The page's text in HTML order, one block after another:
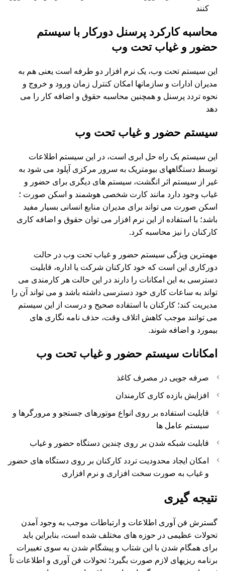
کنند
محاسبه کارکرد پرسنل دورکار با سیستم
حضور و غیاب تحت وب
این سیستم تحت وب، یک نرم افزار دو طرفه است یعنی هم به
مدیران ادارات و سازمانها امکان کنترل زمان ورود و خروج و
نحوه تردد پرسنل و همچنین محاسبه حقوق و اضافه کار را می
دهد
سیستم حضور و غیاب تحت وب
این سیستم یک راه حل ابری است، در این سیستم اطلاعات
توسط دستگاههای بیومتریک به سرور مرکزی آپلود می شود به
غیر از سیستم اثر انگشت، سیستم های دیگری برای حضور و
غیاب وجود دارد مانند کارت شخصی هوشمند و اسکن صورت ؛
اسکن صورت می تواند برای مدیران منابع انسانی بسیار مفید
باشد؛ با استفاده از این نرم افزار می توان حقوق و اضافه کاری
کارکنان را نیز محاسبه کرد.
مهمترین ویژگی سیستم حضور و غیاب تحت وب در حالت
دورکاری این است که خود کارکنان شرکت یا اداره، قابلیت
دسترسی به این امکانات را دارند در این حالت هر کارمندی می
تواند به ساعات کاری خود دسترسی داشته باشد و می تواند آن را
مدیریت کند؛ کارکنان با استفاده صحیح و درست از این سیستم
می توانند موجب کاهش اتلاف وقت، حذف نامه نگاری های
بیمورد و اضافه شوند.
امکانات سیستم حضور و غیاب تحت وب
صرفه جویی در مصرف کاغذ
افزایش بازده کاری کارمندان
قابلیت استفاده بر روی انواع موتورهای جستجو و مرورگرها و
سیستم عامل ها
قابلیت شبکه شدن بر روی چندین دستگاه حضور و غیاب
امکان ایجاد محدودیت تردد کارکنان بر روی دستگاه های حضور
و غیاب به صورت سخت افزاری و نرم افزاری
نتیجه گیری
گسترش فن آوری اطلاعات و ارتباطات موجب به وجود آمدن
تحولات عظیمی در حوزه های مختلف شده است، بنابراین باید
برای همگام شدن با این شتاب و پیشگام شدن به سوی تغییرات
برنامه ریزیهای لازم صورت بگیرد؛ تحولات فن آوری و اطلاعات تاٌ